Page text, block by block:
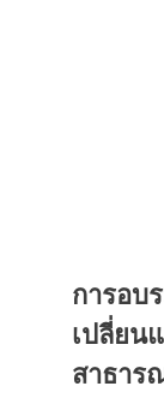
การอบ
เปลี่ยน
สาธาร